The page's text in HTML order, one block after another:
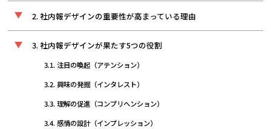
社内報デザインの重要性が高まっている理由
社内報デザインが果たす5つの役割
注目の喚起（アテンション）
興味の発掘（インタレスト）
理解の促進（コンプリヘンション）
感情の設計（インプレッション）